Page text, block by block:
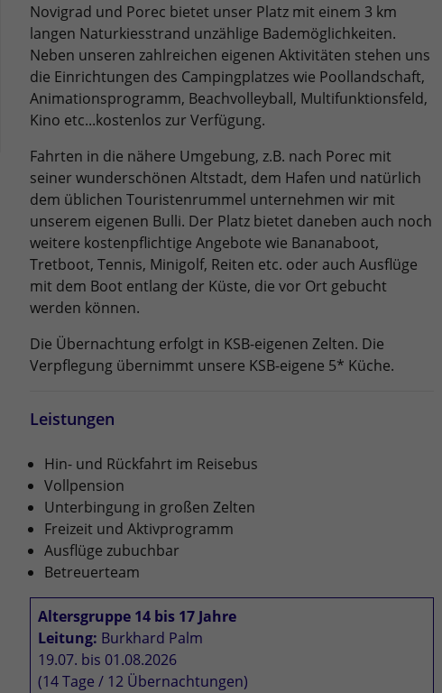
Novigrad und Porec bietet unser Platz mit einem 3 km
langen Naturkiesstrand unzählige Bademöglichkeiten.
Neben unseren zahlreichen eigenen Aktivitäten stehen uns
die Einrichtungen des Campingplatzes wie Poollandschaft,
Animationsprogramm, Beachvolleyball, Multifunktionsfeld,
Kino etc...kostenlos zur Verfügung.
Fahrten in die nähere Umgebung, z.B. nach Porec mit
seiner wunderschönen Altstadt, dem Hafen und natürlich
dem üblichen Touristenrummel unternehmen wir mit
unserem eigenen Bulli. Der Platz bietet daneben auch noch
weitere kostenpflichtige Angebote wie Bananaboot,
Tretboot, Tennis, Minigolf, Reiten etc. oder auch Ausflüge
mit dem Boot entlang der Küste, die vor Ort gebucht
werden können.
Die Übernachtung erfolgt in KSB-eigenen Zelten. Die
Verpflegung übernimmt unsere KSB-eigene 5* Küche.
Leistungen
Hin- und Rückfahrt im Reisebus
Vollpension
Unterbingung in großen Zelten
Freizeit und Aktivprogramm
Ausflüge zubuchbar
Betreuerteam
Altersgruppe 14 bis 17 Jahre
Leitung: Burkhard Palm
19.07. bis 01.08.2026
(14 Tage / 12 Übernachtungen)
Zweck
Benutzer-Logins die Session-ID. So kann der
eingeloggte Benutzer wiedererkannt werden
und es wird ihm Zugang zu geschützten
Bereichen gewährt.
Zweck
für den Analysebericht der Website zu
verfolgen. Die Cookies speichern
Informationen anonym und weisen eine
randoly generierte Nummer zu, um
eindeutige Besucher zu identifizieren.
Name _gid
Anbieter Google Analytics
Laufzeit 1 Tag
Zweck
Dieses Cookie wird von Google Analytics
installiert. Das Cookie wird verwendet, um
der Erstellung eines Analyseberichts darüber,
wie es der Website geht. Die erhobenen
Name
Anbieter Google Analytics
Laufzeit
Zweck
Dieser Cookie identifiziert die Besucher nach
Alter, Geschlecht oder Interessen und nutzt
dazu den DoubleClick des Google Tag
Manager, um die gezielte
Anzeigenplatzierung zu vereinfachen.
Laufzeit 6 Monate
Das NID-Cookie enthält eine eindeutige ID,
über die Google Ihre bevorzugten
Einstellungen und andere Informationen
speichert, insbesondere Ihre bevorzugte
Suchergebnisse pro Seite angezeigt werden
sollen (z. B. 10 oder 20) und ob der Google
SafeSearch-Filter aktiviert sein soll.
Wir verwenden auf unserer Website externe Inhalte, um Ihnen
zusätzliche Informationen anzubieten.